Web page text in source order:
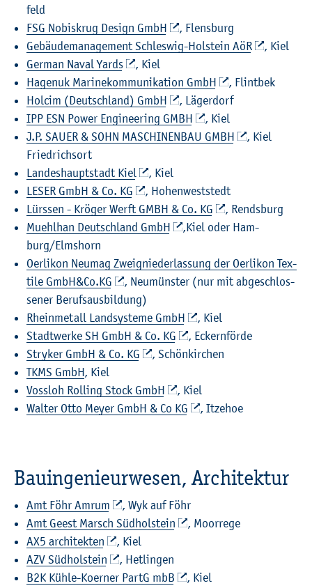
feld
FSG No­bis­krug De­sign GmbH
, Flens­burg
Ge­bäu­de­ma­nage­ment Schles­wig-Hol­stein AöR
, Kiel
Ger­man Naval Yards
, Kiel
Ha­genuk Ma­ri­ne­kom­mu­ni­ka­ti­on GmbH
, Flint­bek
Holcim (Deutsch­land) GmbH
, Lä­ger­dorf
IPP ESN Power En­gi­nee­ring GMBH
, Kiel
J.P. SAUER & SOHN MA­SCHI­NEN­BAU GMBH
, Kiel
Fried­rich­sort
Lan­des­haupt­stadt Kiel
, Kiel
LESER GmbH & Co. KG
, Ho­hen­west­stedt
Lürs­sen - Krö­ger Werft GMBH & Co. KG
, Rends­burg
Muehl­han Deutsch­land GmbH
,Kiel oder Ham­
burg/Elms­horn
Oer­li­kon Neu­mag Zweig­nie­der­las­sung der Oer­li­kon Tex­
ti­le GmbH&Co.​KG
, Neu­müns­ter (nur mit ab­ge­schlos­
se­ner Be­rufs­aus­bil­dung)
Rhein­me­tall Land­sys­te­me GmbH
, Kiel
Stadt­wer­ke SH GmbH & Co. KG
, Eckern­för­de
Stry­ker GmbH & Co. KG
, Schön­kir­chen
TKMS GmbH, Kiel
Voss­loh Rol­ling Stock GmbH
, Kiel
Wal­ter Otto Meyer GmbH & Co KG
, It­ze­hoe
Bau­in­ge­nieur­we­sen, Ar­chi­tek­tur
Amt Föhr Amrum
, Wyk auf Föhr
Amt Geest Marsch Süd­hol­stein
, Moor­re­ge
AX5 ar­chi­tek­ten
, Kiel
AZV Süd­hol­stein
, Het­lin­gen
B2K Kühle-Ko­er­ner PartG mbB
, Kiel